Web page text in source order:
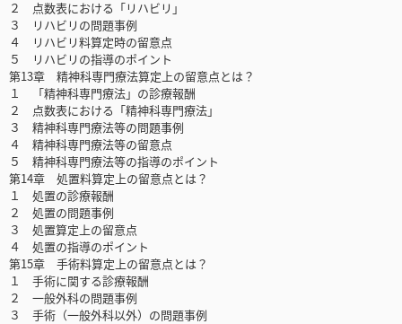
２ 点数表における「リハビリ」
３ リハビリの問題事例
４ リハビリ料算定時の留意点
５ リハビリの指導のポイント
第13章 精神科専門療法算定上の留意点とは？
１ 「精神科専門療法」の診療報酬
２ 点数表における「精神科専門療法」
３ 精神科専門療法等の問題事例
４ 精神科専門療法等の留意点
５ 精神科専門療法等の指導のポイント
第14章 処置料算定上の留意点とは？
１ 処置の診療報酬
２ 処置の問題事例
３ 処置算定上の留意点
４ 処置の指導のポイント
第15章 手術料算定上の留意点とは？
１ 手術に関する診療報酬
２ 一般外科の問題事例
３ 手術（一般外科以外）の問題事例